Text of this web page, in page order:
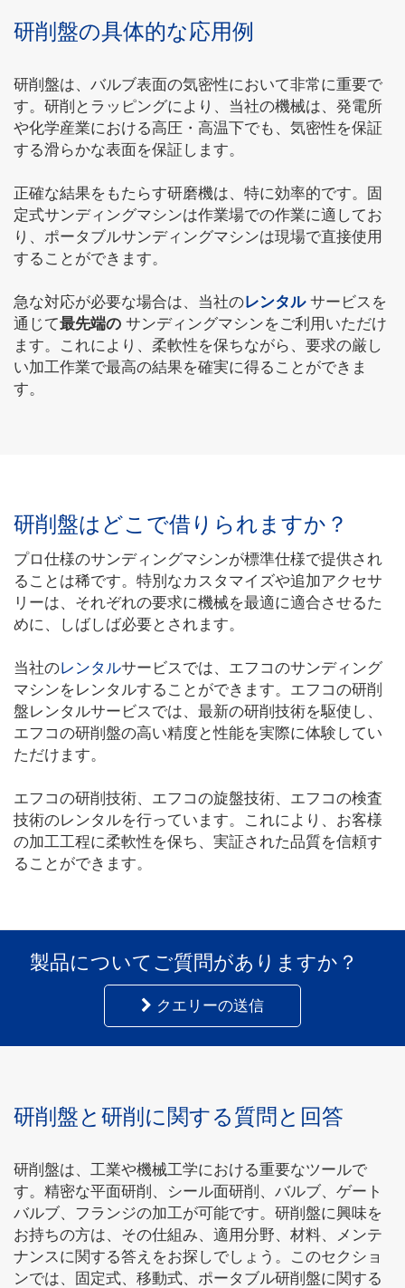
研削盤の具体的な応用例
研削盤は、バルブ表面の気密性において非常に重要で
す。研削とラッピングにより、当社の機械は、発電所
や化学産業における高圧・高温下でも、気密性を保証
する滑らかな表面を保証します。
正確な結果をもたらす研磨機は、特に効率的です。固
定式サンディングマシンは作業場での作業に適してお
り、ポータブルサンディングマシンは現場で直接使用
することができます。
急な対応が必要な場合は、当社のレンタル サービスを
通じて最先端の サンディングマシンをご利用いただけ
ます。これにより、柔軟性を保ちながら、要求の厳し
い加工作業で最高の結果を確実に得ることができま
す。
研削盤はどこで借りられますか？
プロ仕様のサンディングマシンが標準仕様で提供され
ることは稀です。特別なカスタマイズや追加アクセサ
リーは、それぞれの要求に機械を最適に適合させるた
めに、しばしば必要とされます。
当社のレンタルサービスでは、エフコのサンディング
マシンをレンタルすることができます。エフコの研削
盤レンタルサービスでは、最新の研削技術を駆使し、
エフコの研削盤の高い精度と性能を実際に体験してい
ただけます。
エフコの研削技術、エフコの旋盤技術、エフコの検査
技術のレンタルを行っています。これにより、お客様
の加工工程に柔軟性を保ち、実証された品質を信頼す
ることができます。
製品についてご質問がありますか？
クエリーの送信
研削盤と研削に関する質問と回答
研削盤は、工業や機械工学における重要なツールで
す。精密な平面研削、シール面研削、バルブ、ゲート
バルブ、フランジの加工が可能です。研削盤に興味を
お持ちの方は、その仕組み、適用分野、材料、メンテ
ナンスに関する答えをお探しでしょう。このセクショ
ンでは、固定式、移動式、ポータブル研削盤に関する